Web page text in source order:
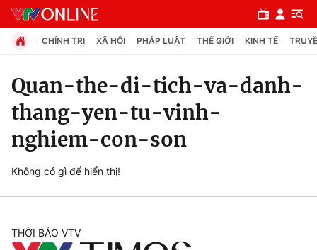
Chuyên mục
Chính trị
Pháp luật
CHÍNH TRỊ XÃ HỘI PHÁP LUẬT THẾ GIỚI KINH TẾ
Quan-the-di-tich-va-danh-
thang-yen-tu-vinh-
nghiem-con-son
Không có gì để hiển thị!
THỜI BÁO VTV